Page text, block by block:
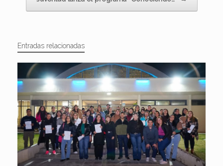
Entradas relacionadas